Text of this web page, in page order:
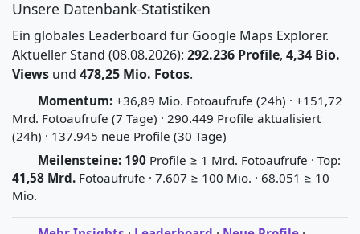
Unsere Datenbank-Statistiken
Ein globales Leaderboard für Google Maps Explorer.
Aktueller Stand (08.08.2026): 292.236 Profile, 4,34 Bio.
Views und 478,25 Mio. Fotos.
Momentum: +36,89 Mio. Fotoaufrufe (24h) · +151,72
Mrd. Fotoaufrufe (7 Tage) · 290.449 Profile aktualisiert
(24h) · 137.945 neue Profile (30 Tage)
Meilensteine: 190 Profile ≥ 1 Mrd. Fotoaufrufe · Top:
41,58 Mrd. Fotoaufrufe · 7.607 ≥ 100 Mio. · 68.051 ≥ 10
Mio.